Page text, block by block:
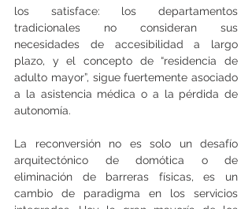
los satisface: los departamentos
tradicionales no consideran sus
necesidades de accesibilidad a largo
plazo, y el concepto de “residencia de
adulto mayor”, sigue fuertemente asociado
a la asistencia médica o a la pérdida de
autonomía.
La reconversión no es solo un desafío
arquitectónico de domótica o de
eliminación de barreras físicas, es un
cambio de paradigma en los servicios